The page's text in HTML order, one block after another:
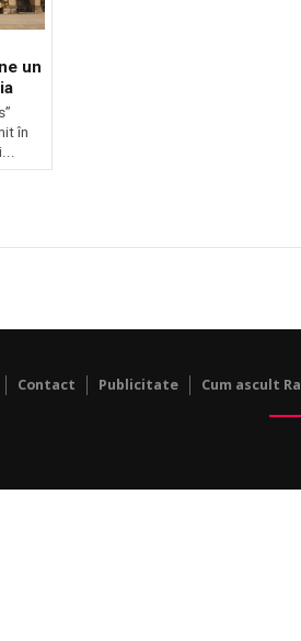
un
în
Contact Publicitate Cum ascult